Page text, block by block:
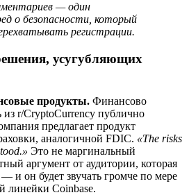
— один
о безопасности, который
регистрации.
усугубляющих
продукты. Финансово
из r/CryptoCurrency публично
предлагает продукт
аналогичной FDIC. «The risks
Это не маргинальный
аргумент от аудитории, которая
и он будет звучать громче по мере
линейки Coinbase.